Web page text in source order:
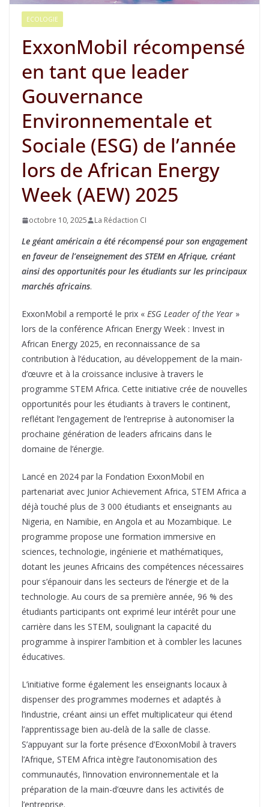
ECOLOGIE
ExxonMobil récompensé
en tant que leader
Gouvernance
Environnementale et
Sociale (ESG) de l’année
lors de African Energy
Week (AEW) 2025
octobre 10, 2025 La Rédaction CI
Le géant américain a été récompensé pour son engagement
en faveur de l’enseignement des STEM en Afrique, créant
ainsi des opportunités pour les étudiants sur les principaux
marchés africains.
ExxonMobil a remporté le prix « ESG Leader of the Year »
lors de la conférence African Energy Week : Invest in
African Energy 2025, en reconnaissance de sa
contribution à l’éducation, au développement de la main-
d’œuvre et à la croissance inclusive à travers le
programme STEM Africa. Cette initiative crée de nouvelles
opportunités pour les étudiants à travers le continent,
reflétant l’engagement de l’entreprise à autonomiser la
prochaine génération de leaders africains dans le
domaine de l’énergie.
Lancé en 2024 par la Fondation ExxonMobil en
partenariat avec Junior Achievement Africa, STEM Africa a
déjà touché plus de 3 000 étudiants et enseignants au
Nigeria, en Namibie, en Angola et au Mozambique. Le
programme propose une formation immersive en
sciences, technologie, ingénierie et mathématiques,
dotant les jeunes Africains des compétences nécessaires
pour s’épanouir dans les secteurs de l’énergie et de la
technologie. Au cours de sa première année, 96 % des
étudiants participants ont exprimé leur intérêt pour une
carrière dans les STEM, soulignant la capacité du
programme à inspirer l’ambition et à combler les lacunes
éducatives.
L’initiative forme également les enseignants locaux à
dispenser des programmes modernes et adaptés à
l’industrie, créant ainsi un effet multiplicateur qui étend
l’apprentissage bien au-delà de la salle de classe.
S’appuyant sur la forte présence d’ExxonMobil à travers
l’Afrique, STEM Africa intègre l’autonomisation des
communautés, l’innovation environnementale et la
préparation de la main-d’œuvre dans les activités de
l’entreprise.